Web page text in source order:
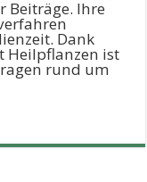
Beiträge. Ihre
Dank
Heilpflanzen ist
rund um